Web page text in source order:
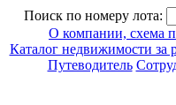
Поиск по номеру лота:
О компании, схема
Каталог недвижимости за
Путеводитель